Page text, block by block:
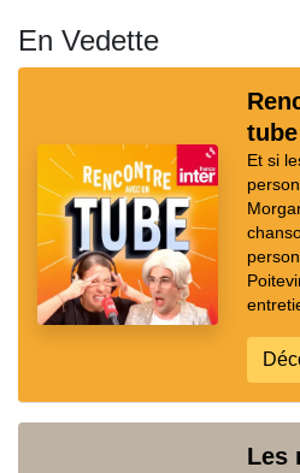
En Vedette
tube
Et si
Les